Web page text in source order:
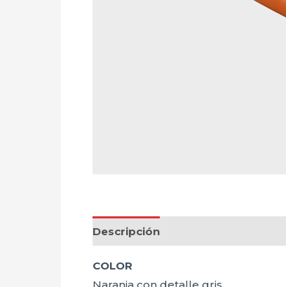
Descripción
COLOR